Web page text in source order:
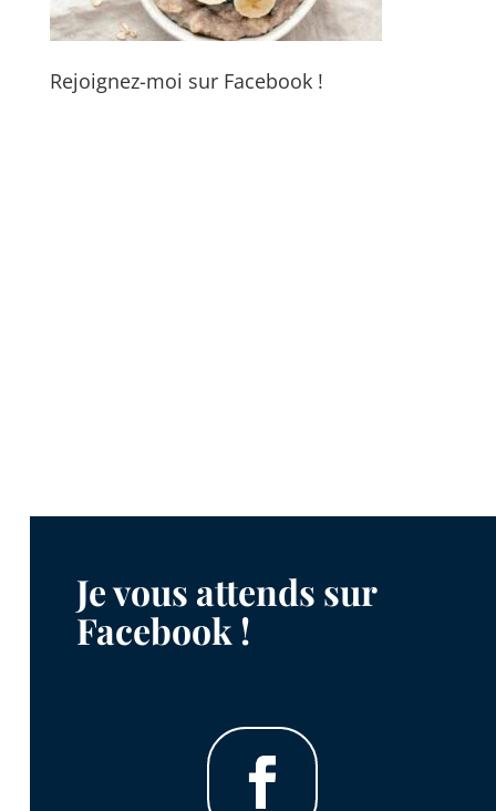
Rejoignez-moi sur Facebook !
Je vous attends sur
Facebook !